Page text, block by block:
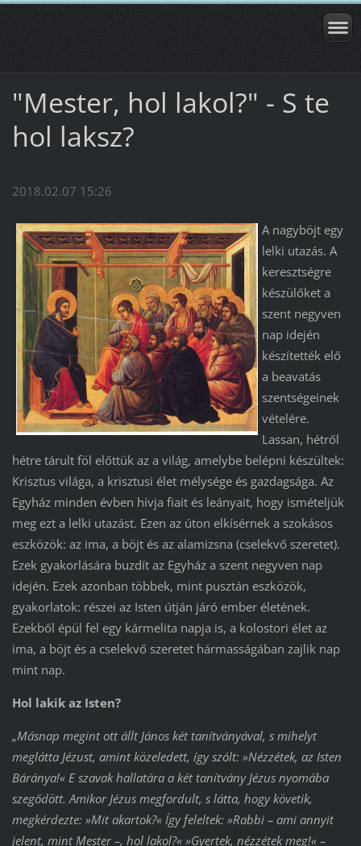
"Mester, hol lakol?" - S te
hol laksz?
2018.02.07 15:26
A nagyböjt egy
lelki utazás. A
keresztségre
készülőket a
szent negyven
nap idején
készítették elő
a beavatás
szentségeinek
vételére.
Lassan, hétről
hétre tárult föl előttük az a világ, amelybe belépni készültek:
Krisztus világa, a krisztusi élet mélysége és gazdagsága. Az
Egyház minden évben hívja fiait és leányait, hogy ismételjük
meg ezt a lelki utazást. Ezen az úton elkísérnek a szokásos
eszközök: az ima, a böjt és az alamizsna (cselekvő szeretet).
Ezek gyakorlására buzdít az Egyház a szent negyven nap
idején. Ezek azonban többek, mint pusztán eszközök,
gyakorlatok: részei az Isten útján járó ember életének.
Ezekből épül fel egy kármelita napja is, a kolostori élet az
ima, a böjt és a cselekvő szeretet hármasságában zajlik nap
mint nap.
Hol lakik az Isten?
„Másnap megint ott állt János két tanítványával, s mihelyt
meglátta Jézust, amint közeledett, így szólt: »Nézzétek, az Isten
Báránya!« E szavak hallatára a két tanítvány Jézus nyomába
szegődött. Amikor Jézus megfordult, s látta, hogy követik,
megkérdezte: »Mit akartok?« Így feleltek: »Rabbi – ami annyit
jelent, mint Mester –, hol lakol?« »Gyertek, nézzétek meg!« –